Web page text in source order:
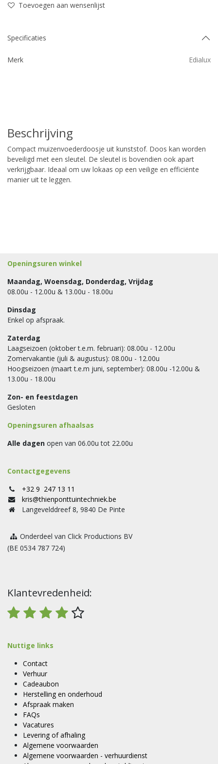
Toevoegen aan wensenlijst
Specificaties
Merk Edialux
Beschrijving
Compact muizenvoederdoosje uit kunststof. Doos kan worden
beveiligd met een sleutel. De sleutel is bovendien ook apart
verkrijgbaar. Ideaal om uw lokaas op een veilige en efficiënte
manier uit te leggen.
Openingsuren winkel
Maandag, Woensdag, Donderdag, Vrijdag
08.00u - 12.00u & 13.00u - 18.00u
Dinsdag
Enkel op afspraak.
Zaterdag
Laagseizoen (oktober t.e.m. februari): 08.00u - 12.00u
Zomervakantie (juli & augustus): 08.00u - 12.00u
Hoogseizoen (maart t.e.m juni, september): 08.00u -12.00u &
13.00u - 18.00u
Zon- en feestdagen
Gesloten
Openingsuren afhaalsas
Alle dagen open van 06.00u tot 22.00u
Contactgegevens
+32 9 247 13 11
kris@thienponttuintechniek.be
Langevelddreef 8, 9840 De Pinte
Onderdeel van Click Productions BV
(BE 0534 787 724)
Klantevredenheid:
Nuttige links
Contact
Verhuur
Cadeaubon
Herstelling en onderhoud
Afspraak maken
FAQs
Vacatures
Levering of afhaling
Algemene voorwaarden
Algemene voorwaarden - verhuurdienst